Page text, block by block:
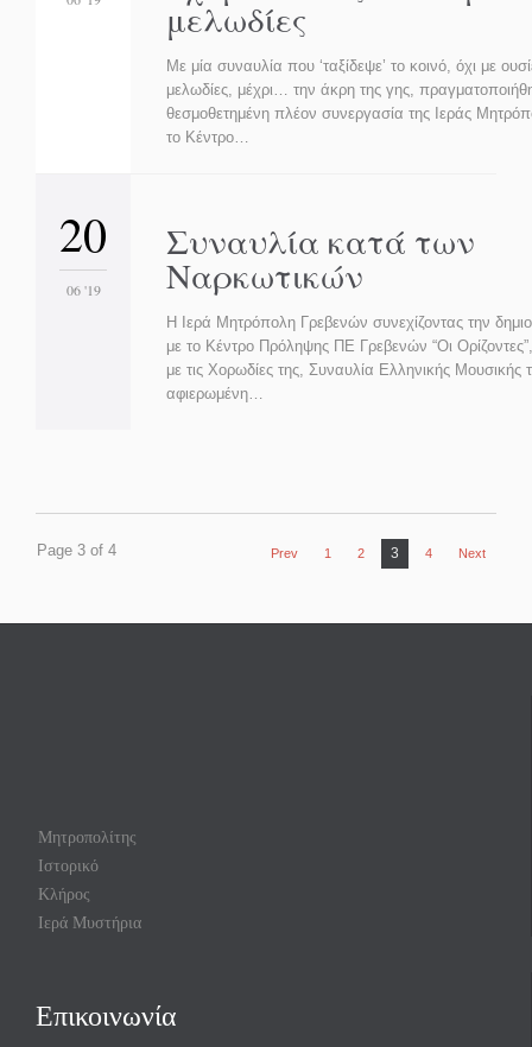
μελωδίες
Με μία συναυλία που ‘ταξίδεψε’ το κοινό, όχι με
μελωδίες, μέχρι… την άκρη της γης,
θεσμοθετημένη πλέον συνεργασία της Ιεράς
το Κέντρο…
20
06 '19
Συναυλία κατά των
Ναρκωτικών
Η Ιερά Μητρόπολη Γρεβενών συνεχίζοντας την
με το Κέντρο Πρόληψης ΠΕ Γρεβενών “Οι
με τις Χορωδίες της, Συναυλία Ελληνικής Μουσικής
αφιερωμένη…
Page 3 of 4 Prev 1 2 3 4 Next
Μητροπολίτης
Ιστορικό
Κλήρος
Ιερά Μυστήρια
Επικοινωνία